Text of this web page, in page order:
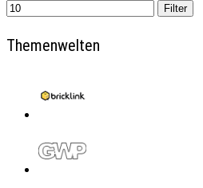
Filter
Themenwelten